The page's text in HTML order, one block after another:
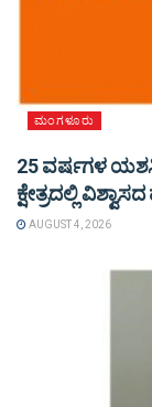
ಮಂಗಳೂರು
25 ವರ್ಷಗಳ
ಕ್ಷೇತ್ರದಲ್ಲಿ
AUGUST 4, 2026